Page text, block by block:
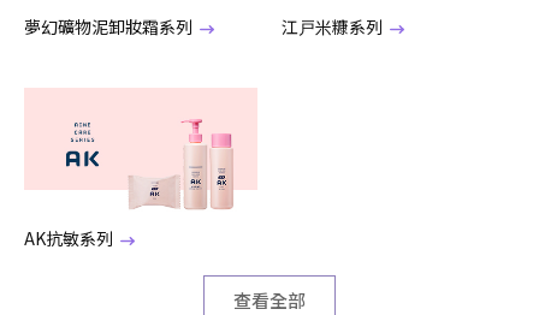
夢幻礦物泥卸妝霜系列 江戸米糠系列
AK抗敏系列
查看全部